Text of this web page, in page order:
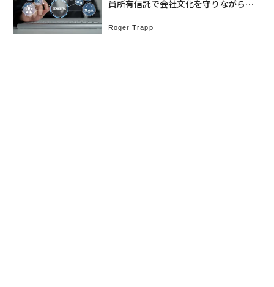
員所有信託で会社文化を守りながら利
Roger Trapp